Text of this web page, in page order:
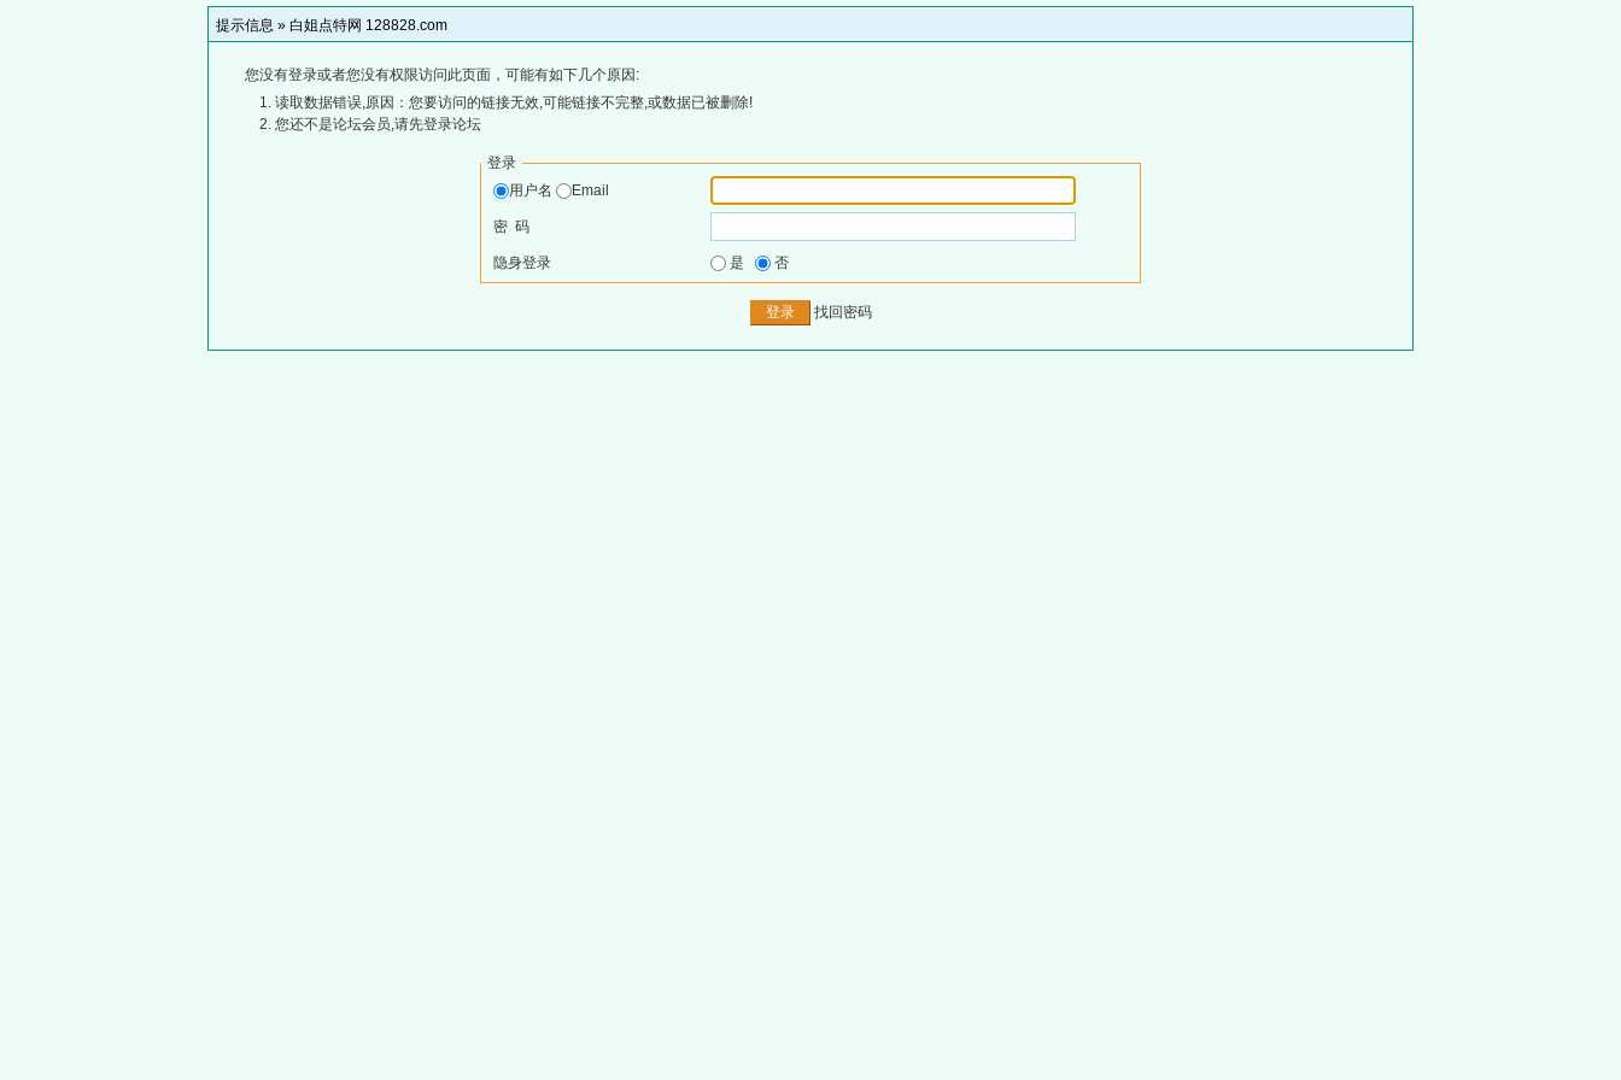
提示信息 » 白姐点特网 128828.com
您没有登录或者您没有权限访问此页面，可能有如下几个原因:
读取数据错误,原因：您要访问的链接无效,可能链接不完整,或数据已被删除!
您还不是论坛会员,请先登录论坛
登录
用户名
Email
密 码
隐身登录 是 否
找回密码